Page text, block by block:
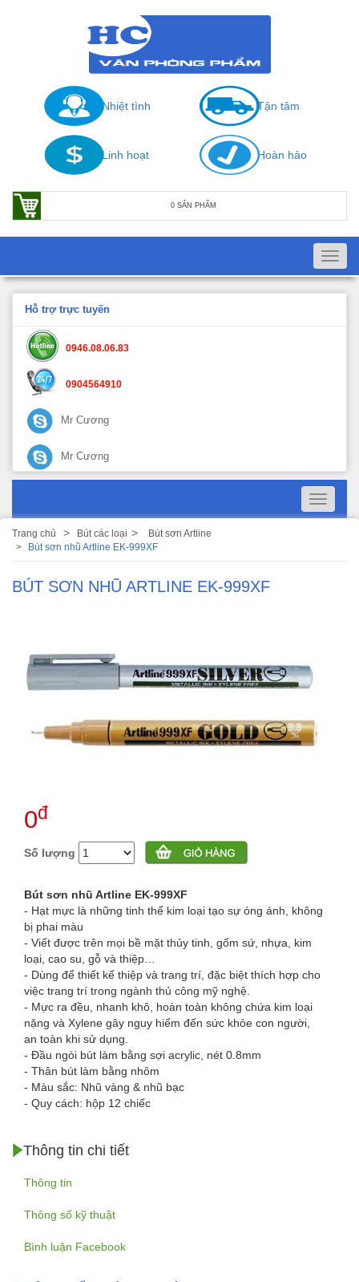
Nhiệt tình Tận tâm
Linh hoạt Hoàn hảo
0 SẢN PHẨM
Hỗ trợ trực tuyến
0946.08.06.83
0904564910
Mr Cương
Mr Cương
Toggle
Trang chủ Bút các loại
Bút sơn Artline
Bút sơn nhũ Artline EK-999XF
BÚT SƠN NHŨ ARTLINE EK-999XF
0đ
Số lượng
Bút sơn nhũ Artline EK-999XF
- Hạt mực là những tinh thể kim loại tạo sự óng ánh, không
bị phai màu
- Viết được trên mọi bề mặt thủy tinh, gốm sứ, nhựa, kim
loại, cao su, gỗ và thiệp…
- Dùng để thiết kế thiệp và trang trí, đặc biệt thích hợp cho
việc trang trí trong ngành thủ công mỹ nghệ.
- Mực ra đều, nhanh khô, hoàn toàn không chứa kim loại
nặng và Xylene gây nguy hiểm đến sức khỏe con người,
an toàn khi sử dụng.
- Đầu ngòi bút làm bằng sợi acrylic, nét 0.8mm
- Thân bút làm bằng nhôm
- Màu sắc: Nhũ vàng & nhũ bạc
- Quy cách: hộp 12 chiếc
Thông tin chi tiết
Thông tin
Thông số kỹ thuật
Bình luận Facebook